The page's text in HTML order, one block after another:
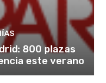
800 plazas
este verano